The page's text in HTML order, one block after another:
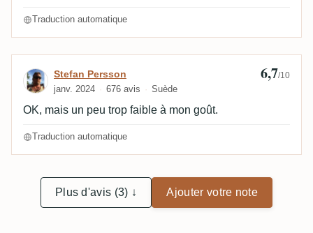
Traduction automatique
Avis de Stefan Persson
Stefan Persson
janv. 2024 676 avis Suède
6,7/10
OK, mais un peu trop faible à mon goût.
Traduction automatique
Plus d'avis (3) ↓ Ajouter votre note